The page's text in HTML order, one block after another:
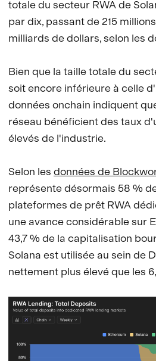
totale du secteur RWA de
par dix, passant de 215
milliards de dollars, selon les
Bien que la taille totale du
soit encore inférieure à celle
données onchain indiquent
réseau bénéficient des taux
élevés de l'industrie.
Selon les données de
représente désormais 58 %
plateformes de prêt RWA
une avance considérable sur
43,7 % de la capitalisation
Solana est utilisée au sein de
nettement plus élevé que les